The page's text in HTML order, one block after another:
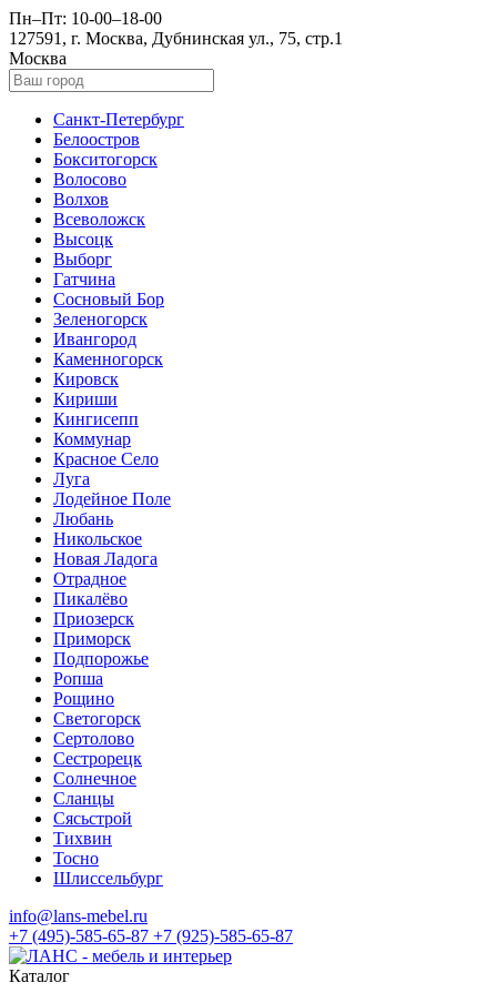
Пн–Пт: 10-00–18-00
127591, г. Москва, Дубнинская ул., 75, стр.1
Москва
Санкт-Петербург
Белоостров
Бокситогорск
Волосово
Волхов
Всеволожск
Высоцк
Выборг
Гатчина
Сосновый Бор
Зеленогорск
Ивангород
Каменногорск
Кировск
Кириши
Кингисепп
Коммунар
Красное Село
Луга
Лодейное Поле
Любань
Никольское
Новая Ладога
Отрадное
Пикалёво
Приозерск
Приморск
Подпорожье
Ропша
Рощино
Светогорск
Сертолово
Сестрорецк
Солнечное
Сланцы
Сясьстрой
Тихвин
Тосно
Шлиссельбург
info@lans-mebel.ru
+7 (495)-585-65-87 +7 (925)-585-65-87
Каталог